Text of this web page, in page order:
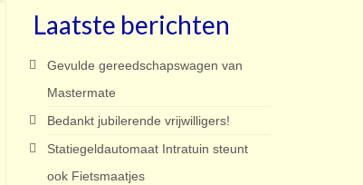
Laatste berichten
Gevulde gereedschapswagen van
Mastermate
Bedankt jubilerende vrijwilligers!
Statiegeldautomaat Intratuin steunt
ook Fietsmaatjes